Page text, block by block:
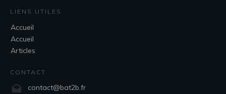
LIENS UTILES
Accueil
Accueil
Articles
CONTACT
contact@bat2b.fr